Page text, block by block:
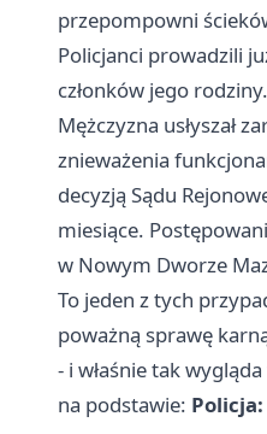
przepompowni
Policjanci prowadzili
członków jego rodziny.
Mężczyzna usłyszał
znieważenia
decyzją Sądu
miesiące.
w Nowym Dworze
To jeden z tych
poważną sprawę
- i właśnie tak
na podstawie: